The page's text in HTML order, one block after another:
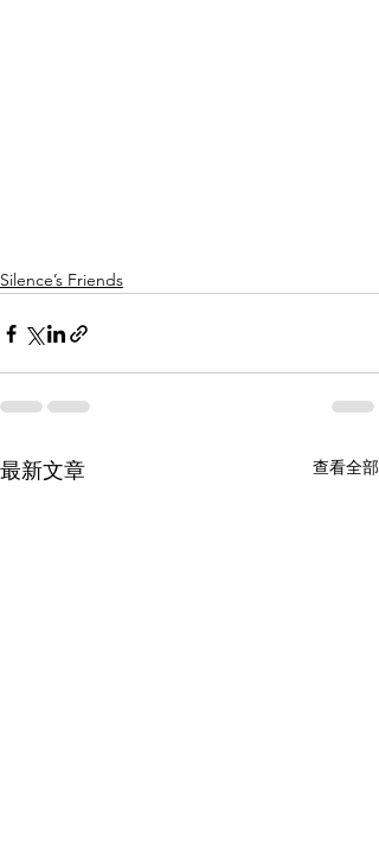
Silence’s Friends
最新文章 查看全部